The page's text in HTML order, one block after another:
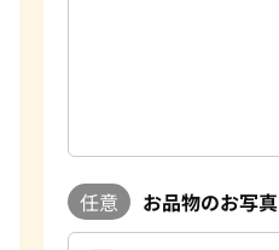
任意 お品物のお写真